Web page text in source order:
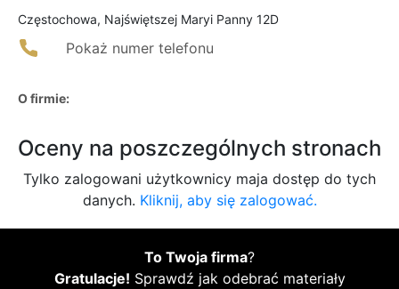
Częstochowa, Najświętszej Maryi Panny 12D
Pokaż numer telefonu
O firmie:
Oceny na poszczególnych stronach
Tylko zalogowani użytkownicy maja dostęp do tych
danych. Kliknij, aby się zalogować.
To Twoja firma?
Gratulacje! Sprawdź jak odebrać materiały